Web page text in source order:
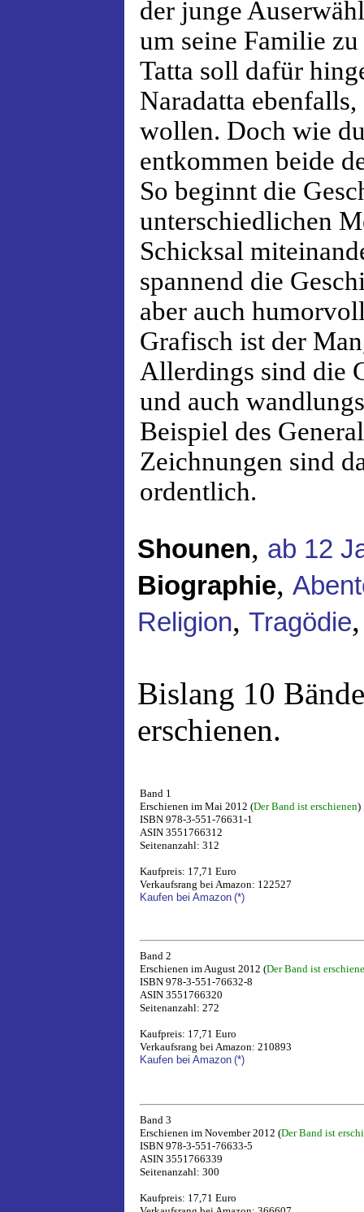
der junge
um seine Familie zu
Tatta soll dafür
Naradatta
wollen. Doch wie
entkommen beide
So beginnt die
unterschiedlichen
Schicksal
spannend die
aber auch
Grafisch ist der
Allerdings sind die
und auch
Beispiel des
Zeichnungen sind
ordentlich.
Shounen, ab 12
Biographie,
Religion, Tragödie
Bislang 10
erschienen.
Band 1
Erschienen im Mai 2012 (Der Band ist erschienen)
ISBN 978-3-551-76631-1
ASIN 3551766312
Seitenanzahl: 312
Kaufpreis: 17,71 Euro
Verkaufsrang bei Amazon: 122527
Kaufen bei Amazon (*)
Band 2
Erschienen im August 2012 (Der Band ist
ISBN 978-3-551-76632-8
ASIN 3551766320
Seitenanzahl: 272
Kaufpreis: 17,71 Euro
Verkaufsrang bei Amazon: 210893
Kaufen bei Amazon (*)
Band 3
Erschienen im November 2012 (Der Band ist
ISBN 978-3-551-76633-5
ASIN 3551766339
Seitenanzahl: 300
Kaufpreis: 17,71 Euro